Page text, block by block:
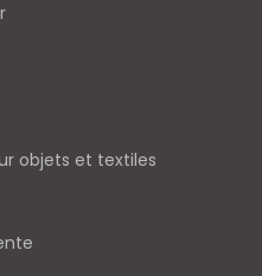
objets et textiles